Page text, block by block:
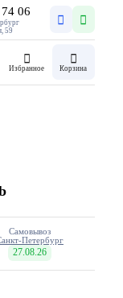
06
59
Избранное Корзина
Самовывоз
Петербург
27.08.26